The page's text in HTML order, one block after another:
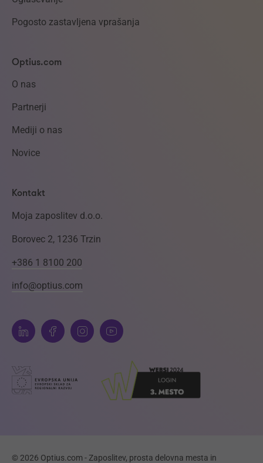
Pogosto zastavljena vprašanja
Optius.com
O nas
Partnerji
Mediji o nas
Novice
Kontakt
Moja zaposlitev d.o.o.
Borovec 2, 1236 Trzin
+386 1 8100 200
info@optius.com
© 2026 Optius.com - Zaposlitev, prosta delovna mesta in